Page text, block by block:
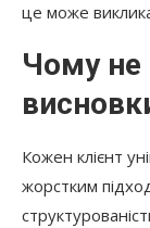
це може
Чому не
Кожен клієнт
жорстким